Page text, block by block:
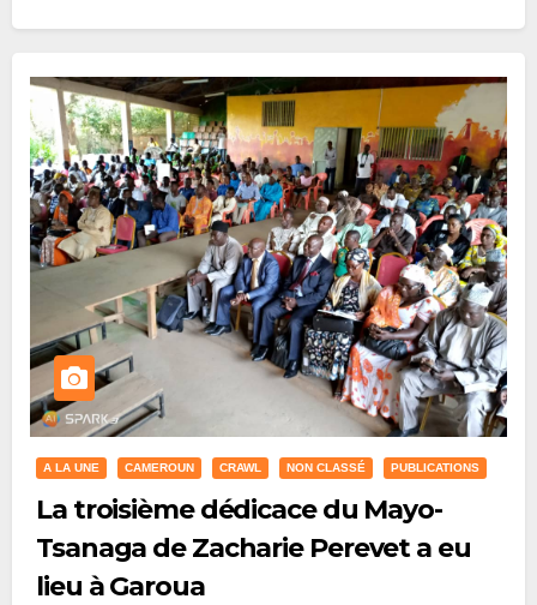
A LA UNE CAMEROUN CRAWL NON CLASSÉ PUBLICATIONS
La troisième dédicace du Mayo-
Tsanaga de Zacharie Perevet a eu
lieu à Garoua